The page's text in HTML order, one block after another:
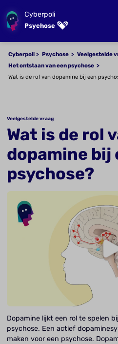
Cyberpoli
Psychose
Cyberpoli Psychose
Veelgestelde
Het ontstaan van een psychose
Wat is de rol van dopamine bij een
Veelgestelde vraag
Wat is de rol
dopamine bij
psychose?
Dopamine lijkt een rol te spelen
psychose. Een actief
maken voor een psychose.